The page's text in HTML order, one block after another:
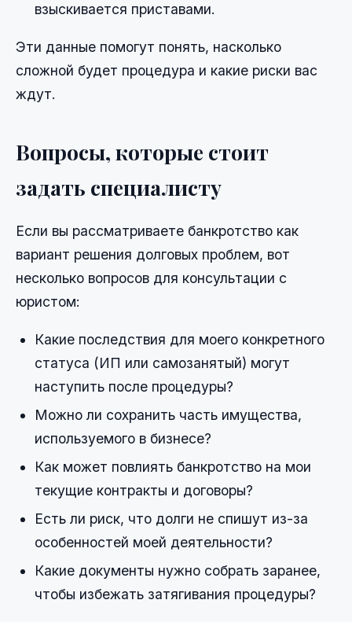
взыскивается приставами.
Эти данные помогут понять, насколько
сложной будет процедура и какие риски вас
ждут.
Вопросы, которые стоит
задать специалисту
Если вы рассматриваете банкротство как
вариант решения долговых проблем, вот
несколько вопросов для консультации с
юристом:
Какие последствия для моего конкретного
статуса (ИП или самозанятый) могут
наступить после процедуры?
Можно ли сохранить часть имущества,
используемого в бизнесе?
Как может повлиять банкротство на мои
текущие контракты и договоры?
Есть ли риск, что долги не спишут из-за
особенностей моей деятельности?
Какие документы нужно собрать заранее,
чтобы избежать затягивания процедуры?